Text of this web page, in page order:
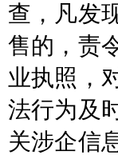
查，凡发
售的，责
业执照，
法行为及
关涉企信